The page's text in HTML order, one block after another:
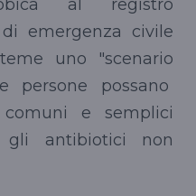
al registro
emergenza civile
uno "scenario
persone possano
e semplici
gli antibiotici non